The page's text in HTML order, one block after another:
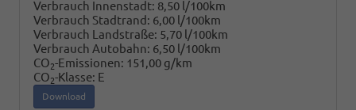
Verbrauch Innenstadt: 8,50 l/100km
Verbrauch Stadtrand: 6,00 l/100km
Verbrauch Landstraße: 5,70 l/100km
Verbrauch Autobahn: 6,50 l/100km
CO2-Emissionen: 151,00 g/km
CO2-Klasse: E
Download